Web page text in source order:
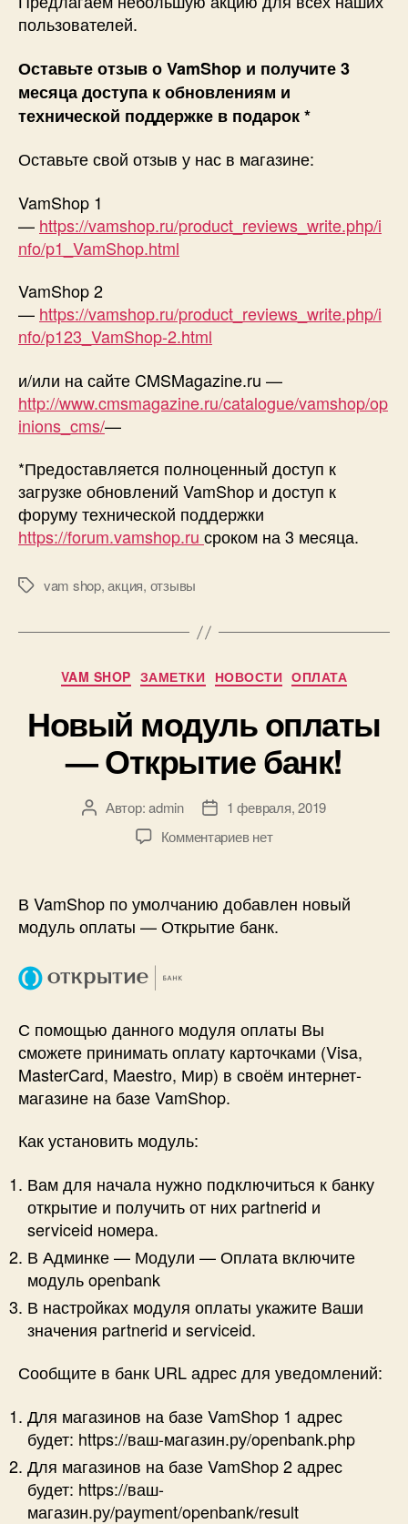
месяца!
пользователей.
Оставьте отзыв о VamShop и получите 3
месяца доступа к обновлениям и
технической поддержке в подарок *
Оставьте свой отзыв у нас в магазине:
VamShop 1
— https://vamshop.ru/product_reviews_write.php/i
nfo/p1_VamShop.html
VamShop 2
— https://vamshop.ru/product_reviews_write.php/i
nfo/p123_VamShop-2.html
и/или на сайте CMSMagazine.ru —
http://www.cmsmagazine.ru/catalogue/vamshop/op
inions_cms/—
*Предоставляется полноценный доступ к
загрузке обновлений VamShop и доступ к
форуму технической поддержки
https://forum.vamshop.ru сроком на 3 месяца.
Меткиvam shop,акция, отзывы
Рубрики
VAM SHOP ЗАМЕТКИ НОВОСТИ ОПЛАТА
Новый модуль оплаты
— Открытие банк!
АвторАвтор:admin
Дата1 февраля, 2019
Комментариевк
модуль
оплаты
—
нет
В VamShop по умолчанию добавлен новый
модуль оплаты — Открытие банк.
С помощью данного модуля оплаты Вы
сможете принимать оплату карточками (Visa,
MasterCard, Maestro, Мир) в своём интернет-
магазине на базе VamShop.
Как установить модуль:
Вам для начала нужно подключиться к банку
открытие и получить от них partnerid и
serviceid номера.
В Админке — Модули — Оплата включите
модуль openbank
В настройках модуля оплаты укажите Ваши
значения partnerid и serviceid.
Сообщите в банк URL адрес для уведомлений:
Для магазинов на базе VamShop 1 адрес
будет: https://ваш-магазин.ру/openbank.php
Для магазинов на базе VamShop 2 адрес
будет: https://ваш-
магазин.ру/payment/openbank/result